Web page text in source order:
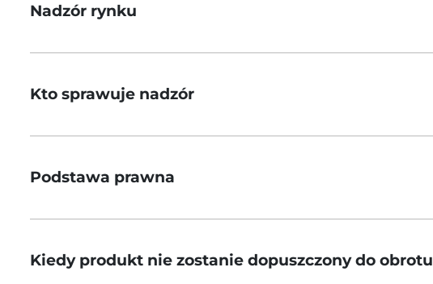
Nadzór rynku
Kto sprawuje nadzór
Podstawa prawna
Kiedy produkt nie zostanie dopuszczony do obrotu